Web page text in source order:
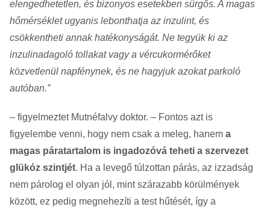
elengedhetetlen, és bizonyos esetekben sürgős. A magas
hőmérséklet ugyanis lebonthatja az inzulint, és
csökkentheti annak hatékonyságát. Ne tegyük ki az
inzulinadagoló tollakat vagy a vércukormérőket
közvetlenül napfénynek, és ne hagyjuk azokat parkoló
autóban.
– figyelmeztet Mutnéfalvy doktor. – Fontos azt is
figyelembe venni, hogy nem csak a meleg, hanem a
magas páratartalom is ingadozóvá teheti a szervezet
glükóz szintjét. Ha a levegő túlzottan párás, az izzadság
nem párolog el olyan jól, mint szárazabb körülmények
között, ez pedig megnehezíti a test hűtését, így a